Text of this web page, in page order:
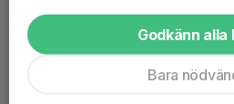
Godkänn alla
Bara